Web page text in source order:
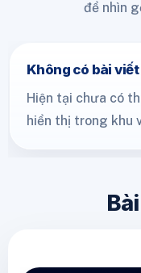
để nhìn
Không có bài
Hiện tại chưa có
hiển thị trong khu